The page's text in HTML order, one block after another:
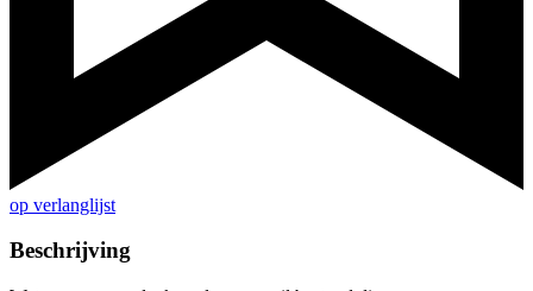
op verlanglijst
Beschrijving